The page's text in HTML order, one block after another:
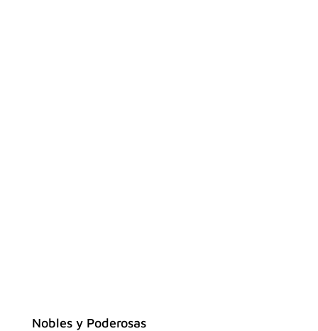
Nobles y Poderosas